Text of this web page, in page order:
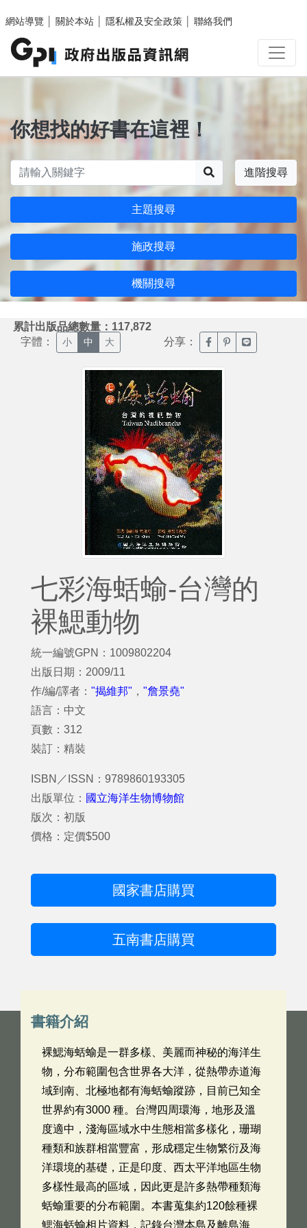
網站導覽
關於本站 隱私權及安全政策 聯絡我們
你想找的好書在這裡！
進階搜尋
主題搜尋
施政搜尋
機關搜尋
累計出版品總數量：117,872
字體： 小 中 大 分享： 臉書分享(另開新視窗)
噗浪分享(另開新
Line分享(另
七彩海蛞蝓-台灣的
裸鰓動物
統一編號GPN：1009802204
出版日期：2009/11
作/編/譯者： "揭維邦" ， "詹景堯"
語言：中文
頁數：312
裝訂：精裝
ISBN／ISSN：9789860193305
出版單位： 國立海洋生物博物館
版次：初版
價格：定價$500
國家書店購買
五南書店購買
書籍介紹
裸鰓海蛞蝓是一群多樣、美麗而神秘的海洋生
物，分布範圍包含世界各大洋，從熱帶赤道海
域到南、北極地都有海蛞蝓蹤跡，目前已知全
世界約有3000 種。台灣四周環海，地形及溫
度適中，淺海區域水中生態相當多樣化，珊瑚
種類和族群相當豐富，形成穩定生物繁衍及海
洋環境的基礎，正是印度、西太平洋地區生物
多樣性最高的區域，因此更是許多熱帶種類海
蛞蝓重要的分布範圍。本書蒐集約120餘種裸
鰓海蛞蝓相片資料，記錄台灣本島及離島海